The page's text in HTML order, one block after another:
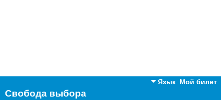
Мой билет
Язык
Свобода выбора